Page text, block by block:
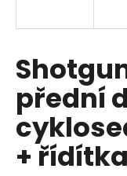
přední
+ řídítka
í
t
?